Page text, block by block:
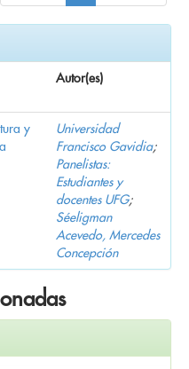
Autor(es)
y
Universidad
Francisco Gavidia;
Panelistas:
Estudiantes y
docentes UFG;
Séeligman
Acevedo, Mercedes
Concepción